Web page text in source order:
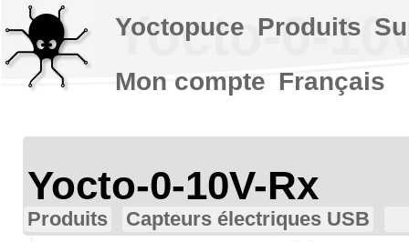
Yocto-0-
Yocto-0-10V-Rx
Produits
Capteurs électriques USB
Yoctopuce Produits
Mon compte Français